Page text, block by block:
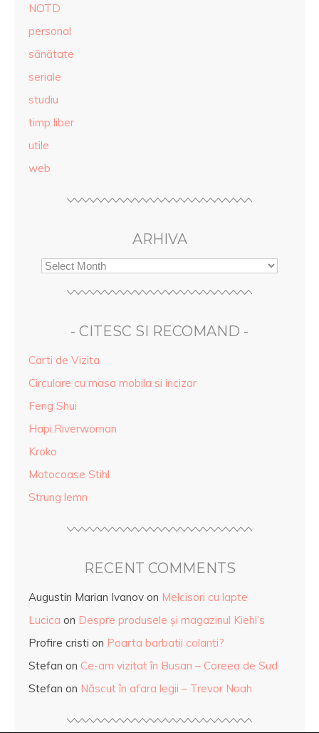
NOTD
personal
sănătate
seriale
studiu
timp liber
utile
web
ARHIVA
- CITESC SI RECOMAND -
Carti de Vizita
Circulare cu masa mobila si incizor
Feng Shui
Hapi.Riverwoman
Kroko
Motocoase Stihl
Strung lemn
RECENT COMMENTS
Augustin Marian Ivanov on Melcisori cu lapte
Lucica on Despre produsele și magazinul Kiehl’s
Profire cristi on Poarta barbatii colanti?
Stefan on Ce-am vizitat în Busan – Coreea de Sud
Stefan on Născut în afara legii – Trevor Noah